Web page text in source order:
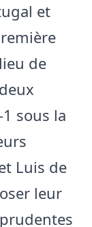
et
de
sous la
Luis de
leur